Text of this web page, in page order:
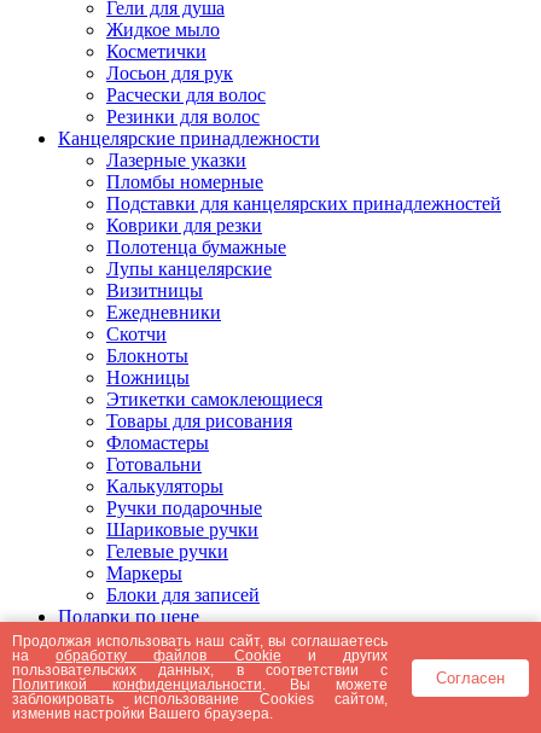
Гели для душа
Жидкое мыло
Косметички
Лосьон для рук
Расчески для волос
Резинки для волос
Канцелярские принадлежности
Лазерные указки
Пломбы номерные
Подставки для канцелярских принадлежностей
Коврики для резки
Полотенца бумажные
Лупы канцелярские
Визитницы
Ежедневники
Скотчи
Блокноты
Ножницы
Этикетки самоклеющиеся
Товары для рисования
Фломастеры
Готовальни
Калькуляторы
Ручки подарочные
Шариковые ручки
Гелевые ручки
Маркеры
Блоки для записей
Подарки по цене
Подарки от 5000 рублей
Подарки до 5000 рублей
Подарки до 3000 рублей
Подарки до 2000 рублей
Подарки до 1000 рублей
Продолжая использовать наш сайт, вы соглашаетесь
наобработку файлов Cookie и других
пользовательских данных, в соответствии с
Политикой конфиденциальности . Вы можете
заблокировать использование Cookies сайтом,
изменив настройки Вашего браузера.
Согласен